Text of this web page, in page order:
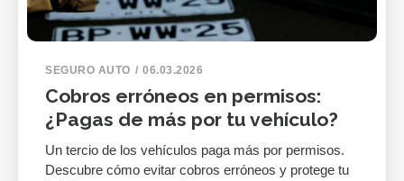
SEGURO AUTO 06.03.2026
Cobros erróneos en permisos:
¿Pagas de más por tu vehículo?
Un tercio de los vehículos paga más por permisos.
Descubre cómo evitar cobros erróneos y protege tu